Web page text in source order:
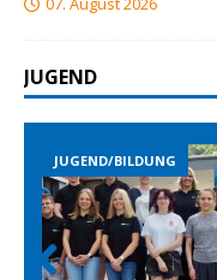
JUGEND
JUGEND/BILDUNG